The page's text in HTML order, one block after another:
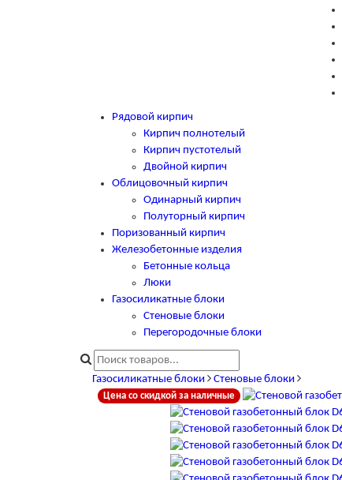
Рядовой кирпич
Кирпич полнотелый
Кирпич пустотелый
Двойной кирпич
Облицовочный кирпич
Одинарный кирпич
Полуторный кирпич
Поризованный кирпич
Железобетонные изделия
Бетонные кольца
Люки
Газосиликатные блоки
Стеновые блоки
Перегородочные блоки
Газосиликатные блоки Стеновые блоки
Цена со скидкой за наличные